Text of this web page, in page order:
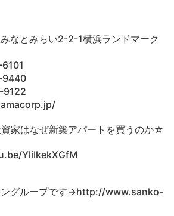
なとみらい2-2-1横浜ランドマーク
9440
家はなぜ新築アパートを買うのか☆
YliIkekXGfM
ングループです→http://www.sanko-